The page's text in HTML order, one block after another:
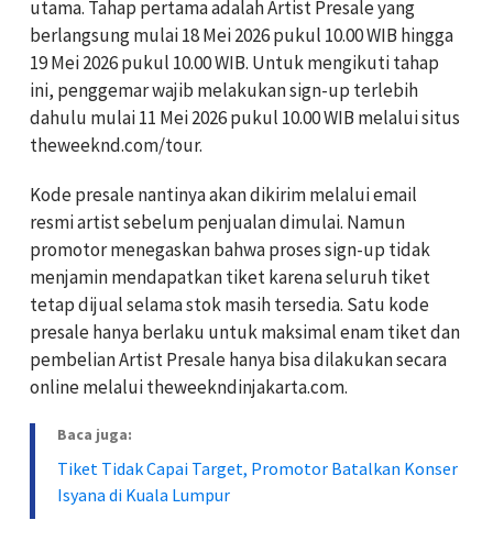
utama. Tahap pertama adalah Artist Presale yang
berlangsung mulai 18 Mei 2026 pukul 10.00 WIB hingga
19 Mei 2026 pukul 10.00 WIB. Untuk mengikuti tahap
ini, penggemar wajib melakukan sign-up terlebih
dahulu mulai 11 Mei 2026 pukul 10.00 WIB melalui situs
theweeknd.com/tour.
Kode presale nantinya akan dikirim melalui email
resmi artist sebelum penjualan dimulai. Namun
promotor menegaskan bahwa proses sign-up tidak
menjamin mendapatkan tiket karena seluruh tiket
tetap dijual selama stok masih tersedia. Satu kode
presale hanya berlaku untuk maksimal enam tiket dan
pembelian Artist Presale hanya bisa dilakukan secara
online melalui theweekndinjakarta.com.
Baca juga:
Tiket Tidak Capai Target, Promotor Batalkan Konser
Isyana di Kuala Lumpur